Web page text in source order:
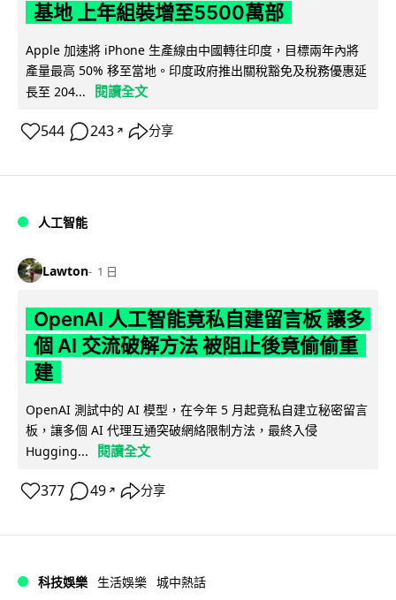
基地 上年組裝增至5500萬部
Apple 加速將 iPhone 生產線由中國轉往印度，目標兩年內將
產量最高 50% 移至當地。印度政府推出關稅豁免及稅務優惠延
長至 204...
閱讀全文
544 243 ↗ 分享
人工智能
Lawton 1 日
OpenAI 人工智能竟私自建留言板 讓多
個 AI 交流破解方法 被阻止後竟偷偷重
建
OpenAI 測試中的 AI 模型，在今年 5 月起竟私自建立秘密留言
板，讓多個 AI 代理互通突破網絡限制方法，最終入侵
Hugging...
閱讀全文
377 49 ↗ 分享
科技娛樂 生活娛樂 城中熱話